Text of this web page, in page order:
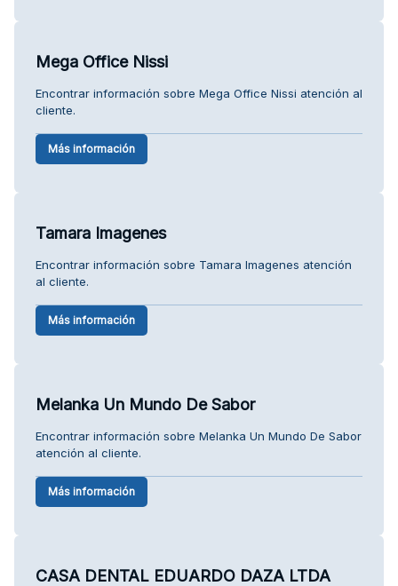
Mega Office Nissi
Encontrar información sobre Mega Office Nissi atención al
cliente.
Más información
Tamara Imagenes
Encontrar información sobre Tamara Imagenes atención
al cliente.
Más información
Melanka Un Mundo De Sabor
Encontrar información sobre Melanka Un Mundo De Sabor
atención al cliente.
Más información
CASA DENTAL EDUARDO DAZA LTDA